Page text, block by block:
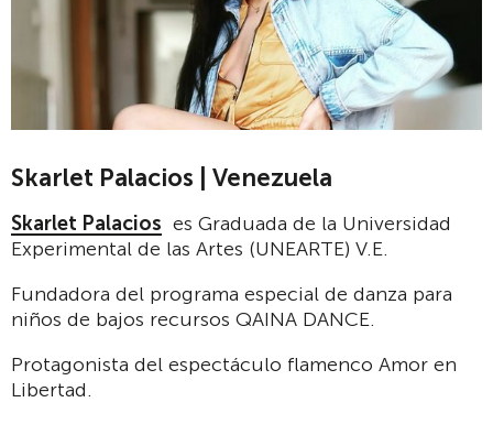
Skarlet Palacios | Venezuela
Skarlet Palacios es Graduada de la Universidad
Experimental de las Artes (UNEARTE) V.E.
Fundadora del programa especial de danza para
niños de bajos recursos QAINA DANCE.
Protagonista del espectáculo flamenco Amor en
Libertad.